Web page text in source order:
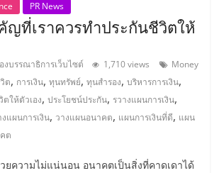
PR News
ญที่เราควรทำประกันชีวิตให้
งบรรณาธิการเว็บไซต์ 1,710 views
Money
ต, การเงิน,ทุนทรัพย์,ทุนสำรอง,บริหารการเงิน,
ให้ตัวเอง,ประโยชน์ประกัน, รวางแผนการเงิน,
งแผนการเงิน, วางแผนอนาคต, แผนการเงินที่ดี, แผน
ต
ยความไม่แน่นอน อนาคตเป็นสิ่งที่คาดเดาได้